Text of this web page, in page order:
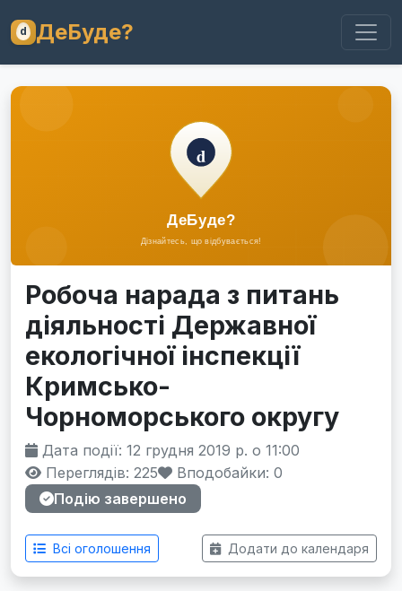
ДеБуде?
Робоча нарада з питань
діяльності Державної
екологічної інспекції
Кримсько-
Чорноморського округу
Дата події: 12 грудня 2019 р. о 11:00
Переглядів: 225
Вподобайки: 0
Подію завершено
Всі оголошення Додати до календаря